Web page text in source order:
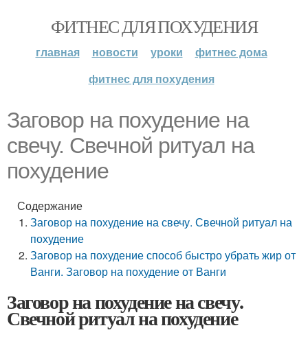
ФИТНЕС ДЛЯ ПОХУДЕНИЯ
главная новости уроки
фитнес дома
фитнес для похудения
Заговор на похудение на
свечу. Свечной ритуал на
похудение
Содержание
Заговор на похудение на свечу. Свечной ритуал на
похудение
Заговор на похудение способ быстро убрать жир от
Ванги. Заговор на похудение от Ванги
Заговор на похудение на свечу.
Свечной ритуал на похудение